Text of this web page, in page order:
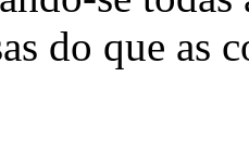
do que as